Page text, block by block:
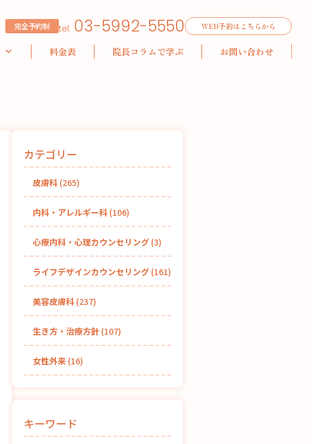
完全予約制 tel. 03-5992-5550 WEB予約はこちらから
料金表 院長コラムで学ぶ お問い合わせ
カテゴリー
皮膚科 (265)
内科・アレルギー科 (106)
心療内科・心理カウンセリング (3)
ライフデザインカウンセリング (161)
美容皮膚科 (237)
生き方・治療方針 (107)
女性外来 (16)
キーワード